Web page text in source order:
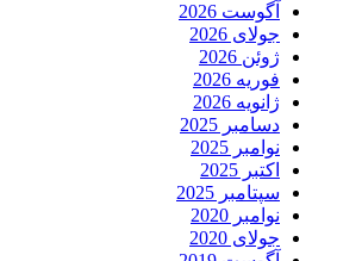
آگوست 2026
جولای 2026
ژوئن 2026
فوریه 2026
ژانویه 2026
دسامبر 2025
نوامبر 2025
اکتبر 2025
سپتامبر 2025
نوامبر 2020
جولای 2020